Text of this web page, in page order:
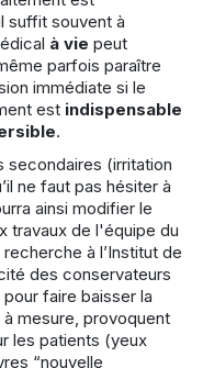
suffit souvent à
à vie peut
parfois paraître
immédiate si le
est indispensable
.
(irritation
ne faut pas hésiter à
ainsi modifier le
travaux de l'équipe du
à l’Institut de
des conservateurs
faire baisser la
mesure, provoquent
les patients (yeux
“nouvelle